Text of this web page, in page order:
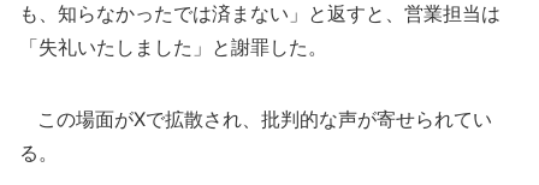
も、知らなかったでは済まない」と返すと、営業担当は
「失礼いたしました」と謝罪した。
この場面がXで拡散され、批判的な声が寄せられてい
る。